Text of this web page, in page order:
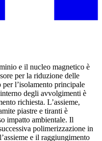
e il nucleo magnetico è
per la riduzione delle
l’isolamento principale
degli avvolgimenti è
richiesta. L’assieme,
piastre e tiranti è
impatto ambientale. Il
polimerizzazione in
e il raggiungimento